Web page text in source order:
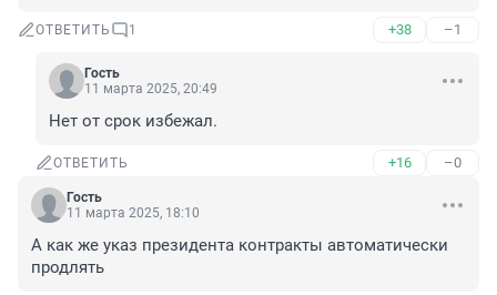
ОТВЕТИТЬ 1 +38 –1
Гость
11 марта 2025, 20:49
Нет от срок избежал.
ОТВЕТИТЬ +16 –0
Гость
11 марта 2025, 18:10
А как же указ президента контракты автоматически
продлять